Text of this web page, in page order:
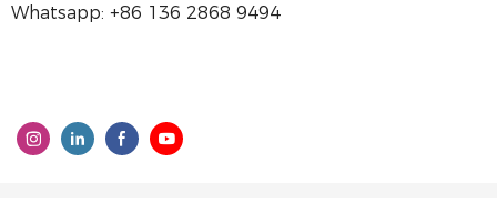
Whatsapp: +86 136 2868 9494